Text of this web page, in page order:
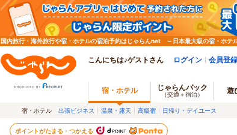
国内旅行・海外旅行や宿・ホテルの宿泊予約はじゃらんnet ～日本最大級の宿・ホテ
こんにちは♪ゲストさん ログイン 会員登録
宿・ホテル じゃらんパック
（交通＋宿泊） 遊
宿・ホテル 出張ビジネス 温泉・露天 高級宿 日帰り・デイユース
ポイントがたまる・つかえる